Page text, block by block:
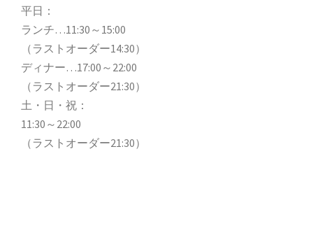
平日：
ランチ…11:30～15:00
（ラストオーダー14:30）
ディナー…17:00～22:00
（ラストオーダー21:30）
土・日・祝：
11:30～22:00
（ラストオーダー21:30）